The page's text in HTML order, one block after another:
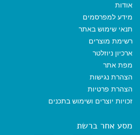
אודות
מידע למפרסמים
תנאי שימוש באתר
רשימת מוצרים
ארכיון ניוזלטר
מפת אתר
הצהרת נגישות
הצהרת פרטיות
זכויות יוצרים ושימוש בתכנים
מסע אחר ברשת